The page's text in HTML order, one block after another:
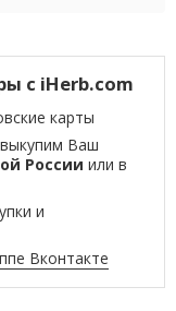
с iHerb.com
карты
Ваш
России или в
и
Вконтакте